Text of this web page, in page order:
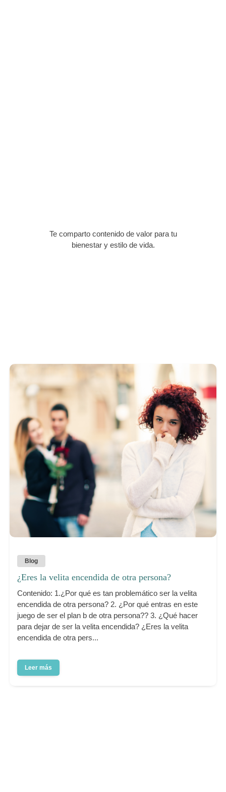
Te comparto contenido de valor para tu
bienestar y estilo de vida.
Blog
¿Eres la velita encendida de otra persona?
Contenido: 1.¿Por qué es tan problemático ser la velita
encendida de otra persona? 2. ¿Por qué entras en este
juego de ser el plan b de otra persona?? 3. ¿Qué hacer
para dejar de ser la velita encendida? ¿Eres la velita
encendida de otra pers...
Leer más